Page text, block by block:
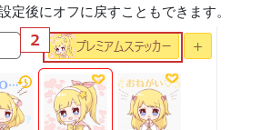
定後にオフに戻すこともできます。